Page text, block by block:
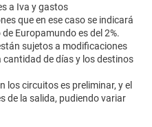
a Iva y gastos
que en ese caso se indicará
Europamundo es del 2%.
sujetos a modificaciones
de días y los destinos
los circuitos es preliminar, y el
de la salida, pudiendo variar